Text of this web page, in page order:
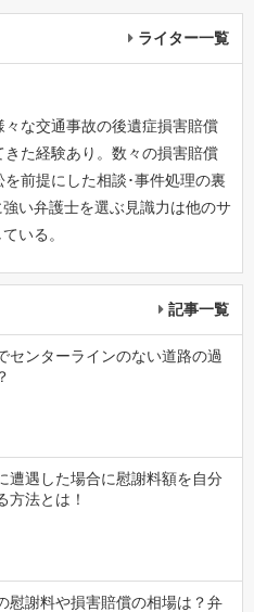
ライター一覧
々な交通事故の後遺症損害賠償
きた経験あり。数々の損害賠償
前提にした相談･事件処理の裏
い弁護士を選ぶ見識力は他のサ
いる。
記事一覧
センターラインのない道路の過
遭遇した場合に慰謝料額を自分
方法とは！
慰謝料や損害賠償の相場は？弁